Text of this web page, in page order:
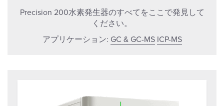
Precision 200水素発生器のすべてをここで発見して
ください。
アプリケーション: GC & GC-MS ICP-MS